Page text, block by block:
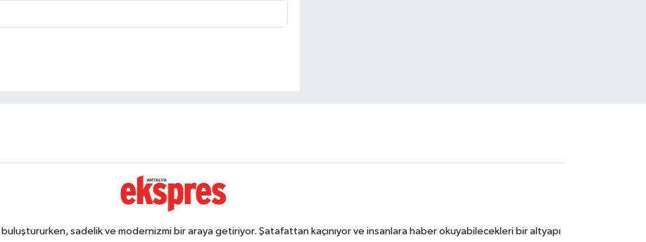
sadelik ve modernizmi bir araya getiriyor. Şatafattan kaçınıyor ve insanlara haber okuyabilecekleri bir altyapı